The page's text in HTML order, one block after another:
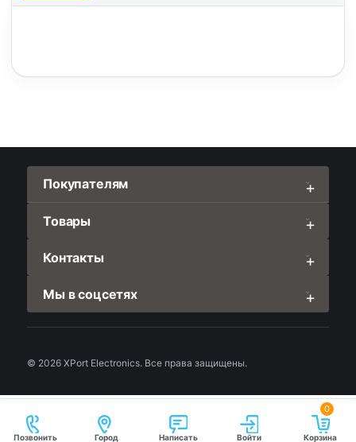
Покупателям
Товары
Контакты
Мы в соцсетях
© 2026 XPort Electronics. Все права защищены.
Позвонить Город Написать Войти
0
Корзина